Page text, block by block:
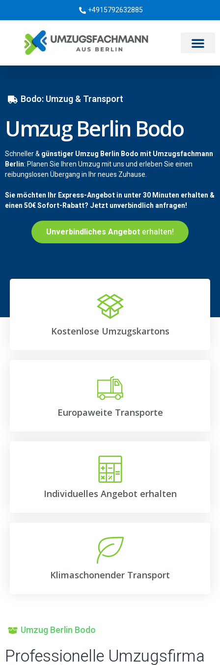
+4915792632885
Bodo: Umzug & Transport
Umzug Berlin Bodo
Schneller &günstiger Umzug Berlin Bodo mit Umzugsfachmann
Berlin: Planen Sie Ihren Umzug mit uns und erleben Sie einen
reibungslosen Übergang in Ihr neues Zuhause.
Sie möchten Ihr Express-Angebot in unter 30 Minuten erhalten &
einen50€Sofort-Rabatt? Jetzt unverbindlich anfragen!
Unverbindliches Angebot erhalten!
Kostenlose Umzugskartons
Europaweite Transporte
Individuelles Angebot erhalten
Klimaschonender Transport
Umzug Berlin Bodo
Professionelle Umzugsfirma